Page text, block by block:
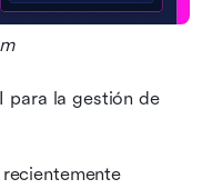
para la gestión de